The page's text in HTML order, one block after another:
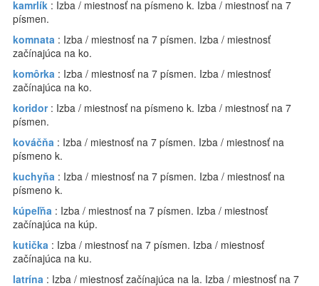
kamrlík : Izba / miestnosť na písmeno k. Izba / miestnosť na 7
písmen.
komnata : Izba / miestnosť na 7 písmen. Izba / miestnosť
začínajúca na ko.
komôrka : Izba / miestnosť na 7 písmen. Izba / miestnosť
začínajúca na ko.
koridor : Izba / miestnosť na písmeno k. Izba / miestnosť na 7
písmen.
kováčňa : Izba / miestnosť na 7 písmen. Izba / miestnosť na
písmeno k.
kuchyňa : Izba / miestnosť na 7 písmen. Izba / miestnosť na
písmeno k.
kúpeľňa : Izba / miestnosť na 7 písmen. Izba / miestnosť
začínajúca na kúp.
kutička : Izba / miestnosť na 7 písmen. Izba / miestnosť
začínajúca na ku.
latrína : Izba / miestnosť začínajúca na la. Izba / miestnosť na 7